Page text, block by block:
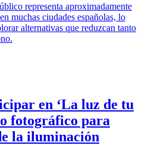
representa aproximadamente
muchas ciudades españolas, lo
alternativas que reduzcan tanto
en ‘La luz de tu
fotográfico para
la iluminación